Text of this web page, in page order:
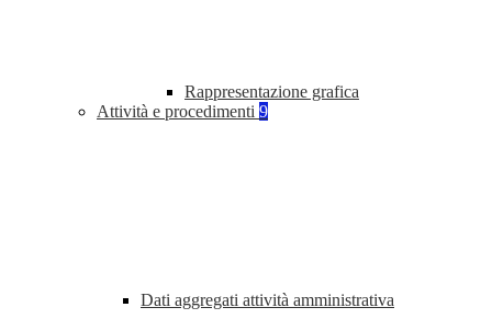
Rappresentazione grafica
Attività e procedimenti 9
Dati aggregati attività amministrativa